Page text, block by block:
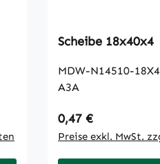
Scheibe 18x40x4
MDW-N14510-
A3A
Regulärer Preis:
0,47 €
Preise exkl. MwSt.